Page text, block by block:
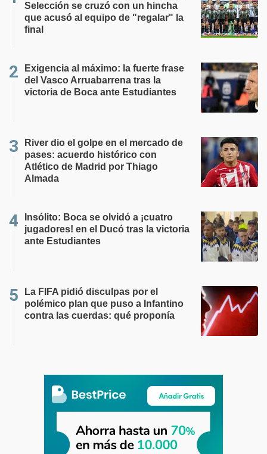
Selección se cruzó con un hincha
que acusó al equipo de "regalar" la
final
Exigencia al máximo: la fuerte frase
del Vasco Arruabarrena tras la
victoria de Boca ante Estudiantes
River dio el golpe en el mercado de
pases: acuerdo histórico con
Atlético de Madrid por Thiago
Almada
Insólito: Boca se olvidó a ¡cuatro
jugadores! en el Ducó tras la victoria
ante Estudiantes
La FIFA pidió disculpas por el
polémico plan que puso a Infantino
contra las cuerdas: qué proponía